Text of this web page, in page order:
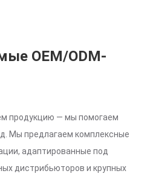
OEM/ODM-
продукцию — мы помогаем
Мы предлагаем комплексные
адаптированные под
дистрибьюторов и крупных